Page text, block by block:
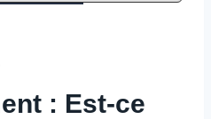
: Est-ce